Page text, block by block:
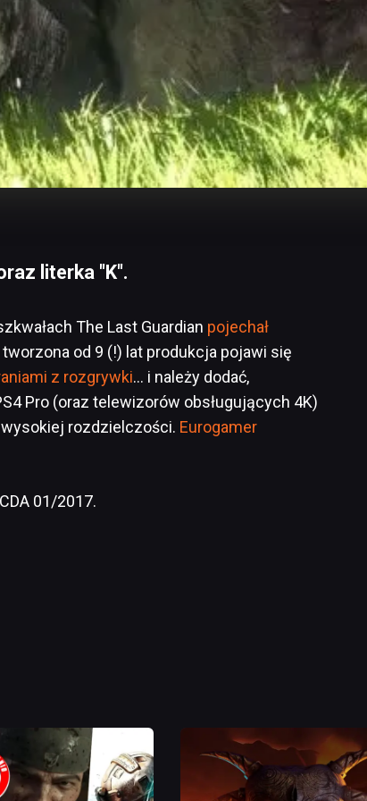
literka "K".
The Last Guardian pojechał
tworzona od 9 (!) lat produkcja pojawi się
z rozgrywki… i należy dodać,
Pro (oraz telewizorów obsługujących 4K)
rozdzielczości. Eurogamer
01/2017.